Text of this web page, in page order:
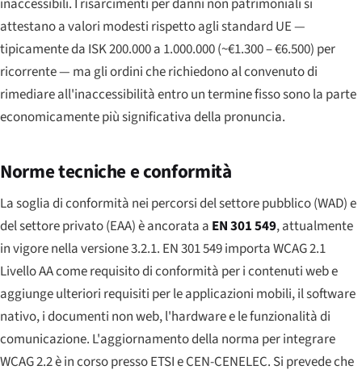
attestano a valori modesti rispetto agli standard UE —
tipicamente da ISK 200.000 a 1.000.000 (~€1.300 – €6.500) per
ricorrente — ma gli ordini che richiedono al convenuto di
rimediare all'inaccessibilità entro un termine fisso sono la parte
economicamente più significativa della pronuncia.
Norme tecniche e conformità
La soglia di conformità nei percorsi del settore pubblico (WAD) e
del settore privato (EAA) è ancorata a EN 301 549, attualmente
in vigore nella versione 3.2.1. EN 301 549 importa WCAG 2.1
Livello AA come requisito di conformità per i contenuti web e
aggiunge ulteriori requisiti per le applicazioni mobili, il software
nativo, i documenti non web, l'hardware e le funzionalità di
comunicazione. L'aggiornamento della norma per integrare
WCAG 2.2 è in corso presso ETSI e CEN-CENELEC. Si prevede che